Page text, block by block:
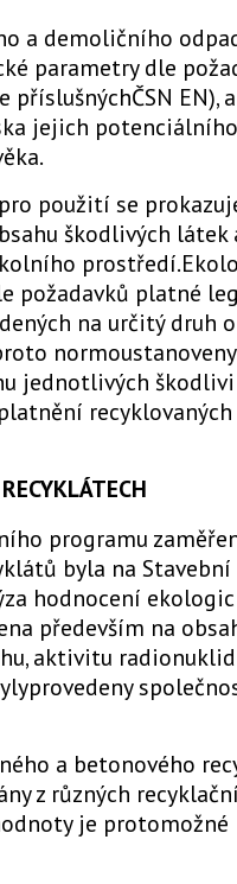
a demoličního
parametry dle
příslušnýchČSN EN),
jejich
použití se
škodlivých
požadavků platné
na určitý druh
jednotlivých
programu
byla na
hodnocení
především na
aktivitu
a betonového
z různých
je